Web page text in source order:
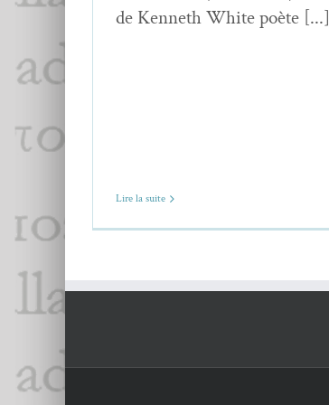
de Kenneth White poète [...]
Lire la suite